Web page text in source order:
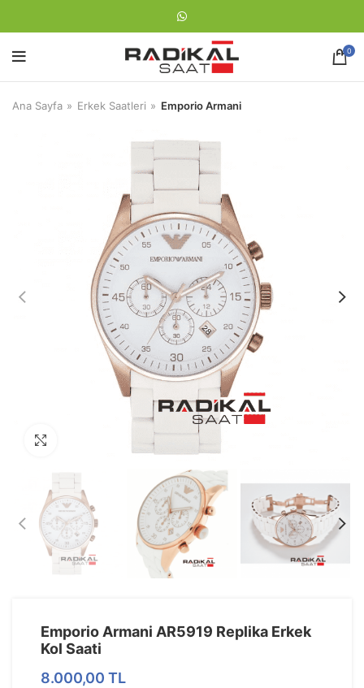
0
Ana Sayfa Erkek Saatleri Emporio Armani
Emporio Armani AR5919 Replika Erkek
Kol Saati
8.000,00 TL